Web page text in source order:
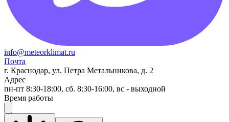
info@meteorklimat.ru
Почта
г. Краснодар, ул. Петра Метальникова, д. 2
Адрес
пн-пт 8:30-18:00, сб. 8:30-16:00, вс - выходной
Время работы